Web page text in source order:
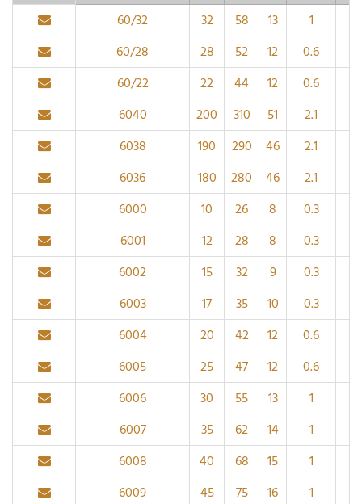
60/32
32 58 13 1
60/28
28 52 12 0.6
60/22
22 44 12
0.6
6040
200 310 51
2.1
6038
190 290 46
2.1
6036
180 280 46
2.1
6000
10 26 8 0.3
6001
12 28 8
0.3
6002
15 32 9
0.3
6003
17 35 10
0.3
6004
20 42 12
0.6
6005
25 47 12
0.6
6006
30 55 13
1
6007
35 62 14
1
6008
40 68 15
1
6009
45 75 16
1